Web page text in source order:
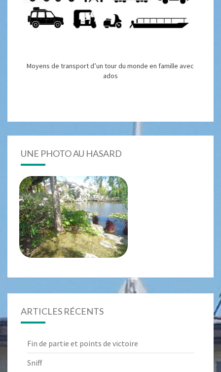
Moyens de transport d’un tour du monde en famille avec
ados
UNE PHOTO AU HASARD
ARTICLES RÉCENTS
Fin de partie et points de victoire
Sniff